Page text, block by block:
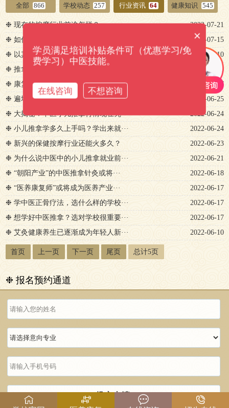
全部 866 学校动态 257 行业资讯 64 健康知识 545
❉ 现在的按摩行业前途怎样？
2022-07-21
❉ 如何学好推拿理疗？重庆哪里学中···
2022-07-15
❉ 以其实用价值而闻名的正骨手法
2022-07-10
❉ 推拿保健哪家培训学校好？
2022-06-30
❉ 康复理疗师是做什么？
2022-06-27
❉ 遍地开花的小儿推拿，前景如何？
2022-06-25
❉ 大揭秘！中医小儿推拿行情现在究···
2022-06-24
❉ 小儿推拿学多久上手吗？学出来就···
2022-06-24
❉ 新兴的保健按摩行业还能火多久？
2022-06-23
❉ 为什么说中医中的小儿推拿就业前···
2022-06-21
❉ “朝阳产业”的中医推拿针灸或将···
2022-06-18
❉ “医养康复师”或将成为医养产业···
2022-06-17
❉ 学中医正骨疗法，选什么样的学校···
2022-06-17
❉ 想学好中医推拿？选对学校很重要···
2022-06-17
❉ 艾灸健康养生已逐渐成为年轻人新···
2022-06-10
首页 上一页 下一页 尾页 总计5页
❉ 报名预约通道
提交申请
×
学员满足培训补贴条件可（优惠学习/免
费学习）中医技能。
在线咨询 不想咨询